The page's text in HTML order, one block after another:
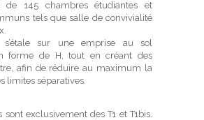
de 145 chambres étudiantes et
tels que salle de convivialité
s’étale sur une emprise au sol
forme de H, tout en créant des
afin de réduire au maximum la
limites séparatives.
sont exclusivement des T1 et T1bis.